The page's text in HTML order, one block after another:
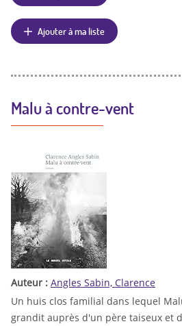
Ajouter à ma liste
Malu à contre-vent
Auteur : Angles Sabin, Clarence
Un huis clos familial dans lequel
grandit auprès d'un père taiseux et